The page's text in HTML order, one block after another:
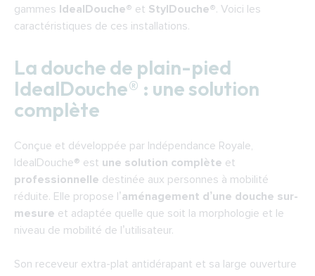
gammes IdealDouche® et StylDouche®. Voici les
caractéristiques de ces installations.
La douche de plain-pied
IdealDouche® : une solution
complète
Conçue et développée par Indépendance Royale,
IdealDouche® est une solution complète et
professionnelle destinée aux personnes à mobilité
réduite. Elle propose l’aménagement d’une douche sur-
mesure et adaptée quelle que soit la morphologie et le
niveau de mobilité de l’utilisateur.
Son receveur extra-plat antidérapant et sa large ouverture